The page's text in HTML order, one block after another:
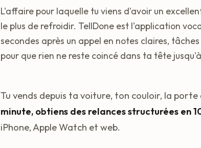
L'affaire pour laquelle tu viens d'avoir un
le plus de refroidir. TellDone est l'application
secondes après un appel en notes claires,
pour que rien ne reste coincé dans ta tête
Tu vends depuis ta voiture, ton couloir, la
minute, obtiens des relances structurées en
iPhone, Apple Watch et web.